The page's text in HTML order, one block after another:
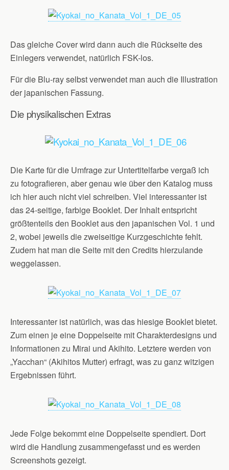
Das gleiche Cover wird dann auch die Rückseite des
Einlegers verwendet, natürlich FSK-los.
Für die Blu-ray selbst verwendet man auch die Illustration
der japanischen Fassung.
Die physikalischen Extras
Die Karte für die Umfrage zur Untertitelfarbe vergaß ich
zu fotografieren, aber genau wie über den Katalog muss
ich hier auch nicht viel schreiben. Viel interessanter ist
das 24-seitige, farbige Booklet. Der Inhalt entspricht
größtenteils den Booklet aus den japanischen Vol. 1 und
2, wobei jeweils die zweiseitige Kurzgeschichte fehlt.
Zudem hat man die Seite mit den Credits hierzulande
weggelassen.
Interessanter ist natürlich, was das hiesige Booklet bietet.
Zum einen je eine Doppelseite mit Charakterdesigns und
Informationen zu Mirai und Akihito. Letztere werden von
„Yacchan“ (Akihitos Mutter) erfragt, was zu ganz witzigen
Ergebnissen führt.
Jede Folge bekommt eine Doppelseite spendiert. Dort
wird die Handlung zusammengefasst und es werden
Screenshots gezeigt.